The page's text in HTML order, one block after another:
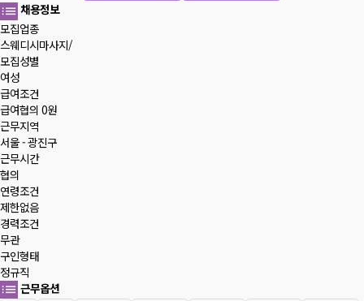
채용정보
모집업종
스웨디시마사지/
모집성별
여성
급여조건
급여협의 0원
근무지역
서울 - 광진구
근무시간
협의
연령조건
제한없음
경력조건
무관
구인형태
정규직
근무옵션